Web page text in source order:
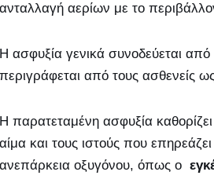
ανταλλαγή αερίων με το
Η ασφυξία γενικά συνοδεύεται από
περιγράφεται από τους ασθενείς
Η παρατεταμένη ασφυξία καθορίζει
αίμα και τους ιστούς που
ανεπάρκεια οξυγόνου, όπως ο